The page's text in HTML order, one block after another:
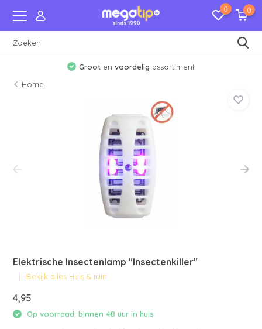
0 0
Groot envoordelig assortiment
Home
Elektrische Insectenlamp "Insectenkiller"
Bekijk alles Huis & tuin
4,95
Op voorraad: binnen 48 uur in huis